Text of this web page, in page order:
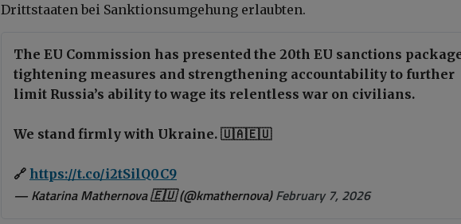
Drittstaaten bei Sanktionsumgehung erlaubten.
The EU Commission has presented the 20th EU sanctions
tightening measures and strengthening accountability to further
limit Russia’s ability to wage its relentless war on civilians.
We stand firmly with Ukraine. 🇺🇦🇪🇺
🔗 https://t.co/i2tSilQ0C9
— Katarina Mathernova 🇪🇺 (@kmathernova)February 7, 2026